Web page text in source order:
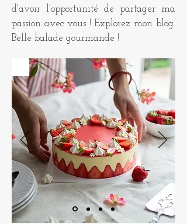
d'avoir l'opportunité de partager ma
passion avec vous ! Explorez mon blog.
Belle balade gourmande !